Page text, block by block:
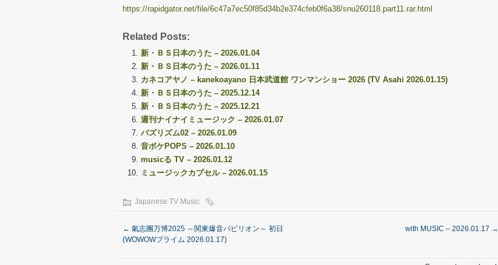
https://rapidgator.net/file/6c47a7ec50f85d34b2e374cfeb0f6a38/snu260118.part11.rar.html
Related Posts:
新・ＢＳ日本のうた – 2026.01.04
新・ＢＳ日本のうた – 2026.01.11
カネコアヤノ – kanekoayano 日本武道館 ワンマンショー 2026 (TV Asahi 2026.01.15)
新・ＢＳ日本のうた – 2025.12.14
新・ＢＳ日本のうた – 2025.12.21
週刊ナイナイミュージック – 2026.01.07
バズリズム02 – 2026.01.09
音ボケPOPS – 2026.01.10
musicる TV – 2026.01.12
ミュージックカプセル – 2026.01.15
Japanese TV Music
← 氣志團万博2025 ～関東爆音パビリオン～ 初日
(WOWOWプライム 2026.01.17)
with MUSIC – 2026.01.17 →